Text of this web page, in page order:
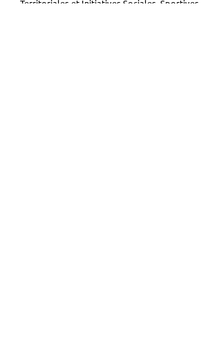
Territoriales et Initiatives Sociales, Sportives,